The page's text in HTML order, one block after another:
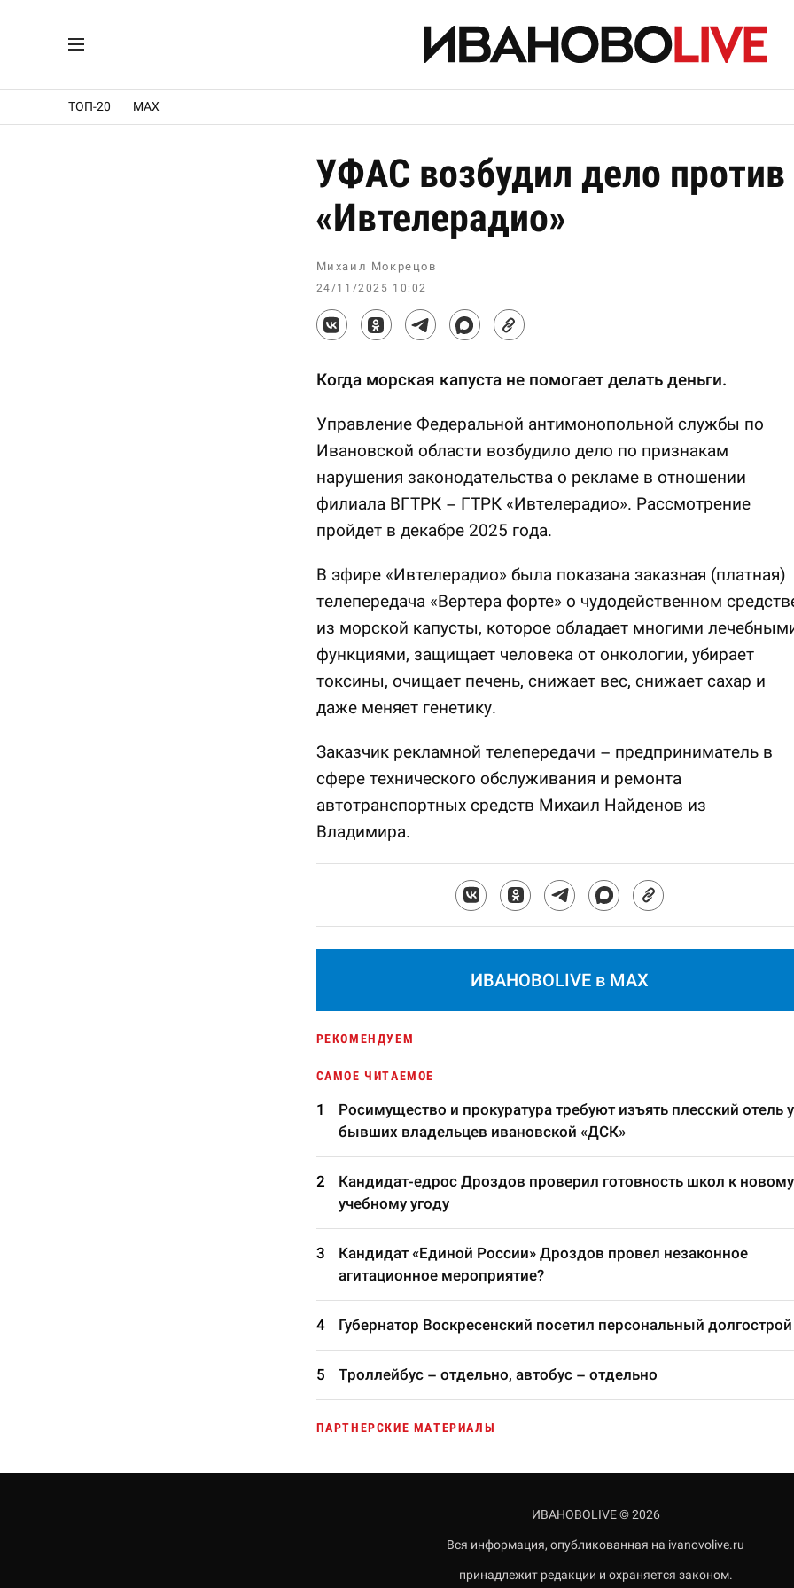
ТОП-20 MAX
УФАС возбудил дело против
«Ивтелерадио»
Михаил Мокрецов
24/11/2025 10:02
Когда морская капуста не помогает делать деньги.
Управление Федеральной антимонопольной службы по
Ивановской области возбудило дело по признакам
нарушения законодательства о рекламе в отношении
филиала ВГТРК – ГТРК «Ивтелерадио». Рассмотрение
пройдет в декабре 2025 года.
В эфире «Ивтелерадио» была показана заказная (платная)
телепередача «Вертера форте» о чудодейственном
из морской капусты, которое обладает многими
функциями, защищает человека от онкологии, убирает
токсины, очищает печень, снижает вес, снижает сахар и
даже меняет генетику.
Заказчик рекламной телепередачи – предприниматель в
сфере технического обслуживания и ремонта
автотранспортных средств Михаил Найденов из
Владимира.
ИВАНОВОLIVE в MAX
РЕКОМЕНДУЕМ
САМОЕ ЧИТАЕМОЕ
Росимущество и прокуратура требуют изъять плесский отель у
бывших владельцев ивановской «ДСК»
Кандидат-едрос Дроздов проверил готовность школ к новому
учебному угоду
Кандидат «Единой России» Дроздов провел незаконное
агитационное мероприятие?
Губернатор Воскресенский посетил персональный долгострой
Троллейбус – отдельно, автобус – отдельно
ПАРТНЕРСКИЕ МАТЕРИАЛЫ
ИВАНОВОLIVE © 2026
Вся информация, опубликованная на ivanovolive.ru
принадлежит редакции и охраняется законом.